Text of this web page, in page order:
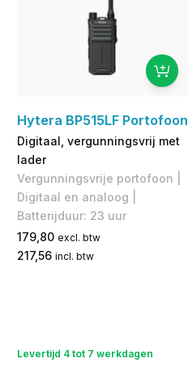
Hytera BP515LF Portofoon
Digitaal, vergunningsvrij met
lader
Vergunningsvrije portofoon |
Digitaal en analoog |
Batterijduur: 23 uur
179,80 excl. btw
217,56 incl. btw
Levertijd 4 tot 7 werkdagen